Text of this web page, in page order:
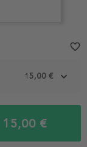
15,00 €
15,00 €
favorite_border